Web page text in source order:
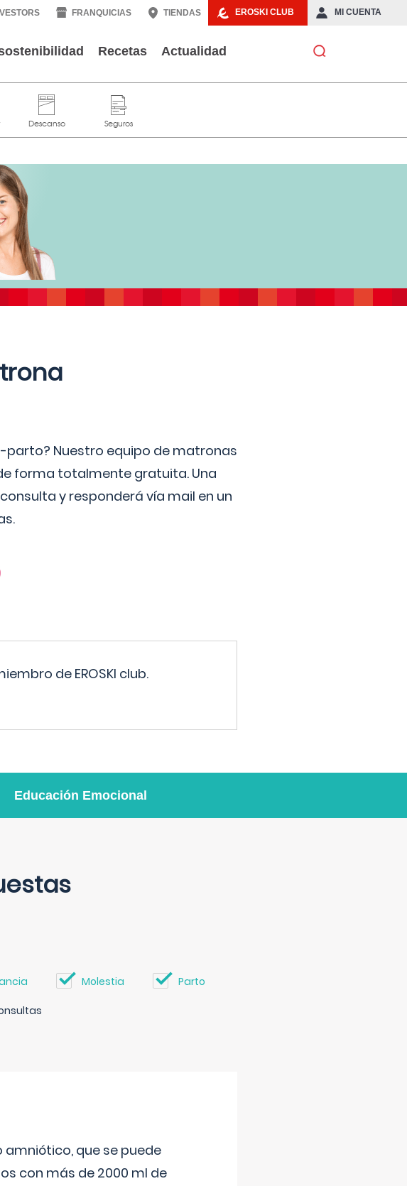
EROSKI CLUB MI CUENTA
FRANQUICIAS TIENDAS
Recetas Actualidad
Nuestro equipo de matronas
forma totalmente gratuita. Una
y responderá vía mail en un
de EROSKI club.
Educación Emocional
Molestia Parto
que se puede
con más de 2000 ml de